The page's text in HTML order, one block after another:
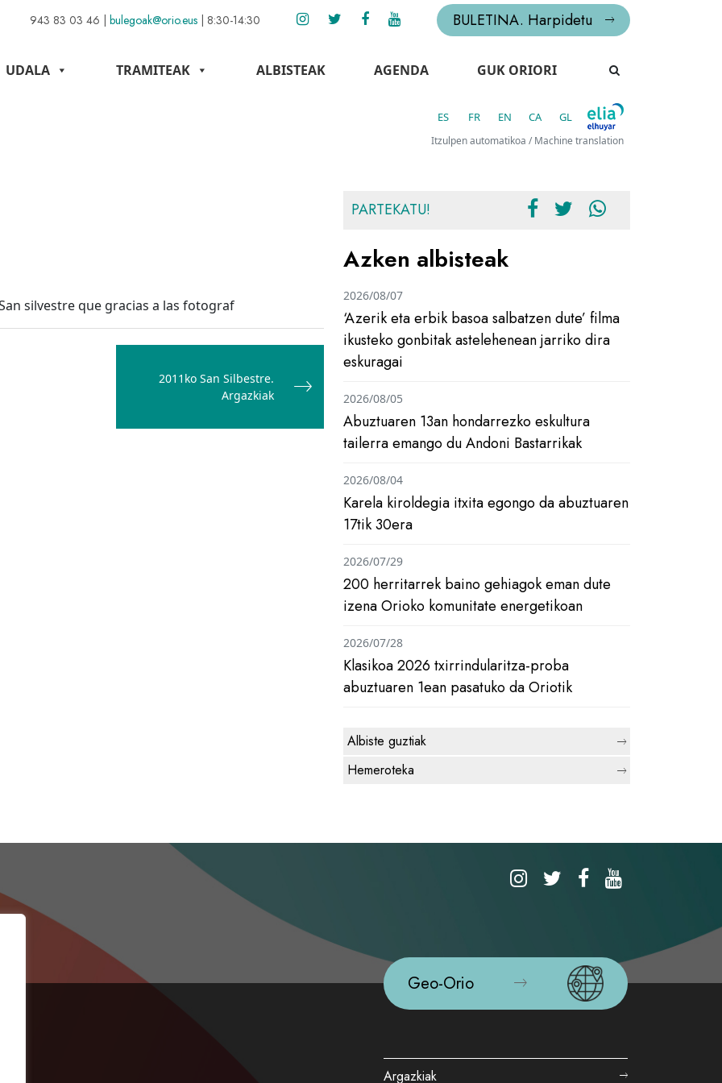
943 83 03 46 | bulegoak@orio.eus | 8:30-14:30 BULETINA. Harpidetu
UDALA TRAMITEAK ALBISTEAK AGENDA GUK ORIORI
ES FR EN CA GL
Itzulpen automatikoa / Machine translation
silvestre que gracias a las fotograf
2011ko San Silbestre.
Argazkiak
PARTEKATU!
Azken albisteak
‘Azerik eta erbik basoa salbatzen dute’ filma
ikusteko gonbitak astelehenean jarriko dira
eskuragai
2026/08/07
Abuztuaren 13an hondarrezko eskultura
tailerra emango du Andoni Bastarrikak
2026/08/05
Karela kiroldegia itxita egongo da abuztuaren
17tik 30era
2026/08/04
200 herritarrek baino gehiagok eman dute
izena Orioko komunitate energetikoan
2026/07/29
Klasikoa 2026 txirrindularitza-proba
abuztuaren 1ean pasatuko da Oriotik
2026/07/28
Albiste guztiak
Hemeroteka
Geo-Orio
Argazkiak